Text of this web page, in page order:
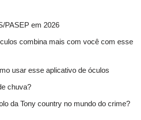
PASEP em 2026
combina mais com você com esse
usar esse aplicativo de óculos
chuva?
da Tony country no mundo do crime?